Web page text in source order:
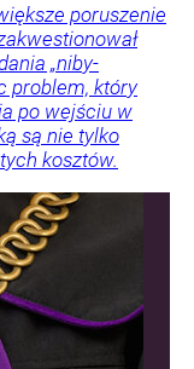
poruszenie
„niby-
problem, który
po wejściu w
są nie tylko
kosztów.